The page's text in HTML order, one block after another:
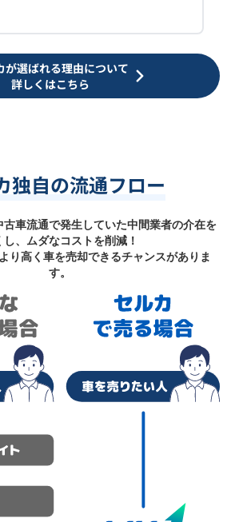
が選ばれる理由について
詳しくはこちら
独自の流通フロー
車流通で発生していた中間業者の介在を
し、ムダなコストを削減！
り高く車を売却できるチャンスがありま
す。